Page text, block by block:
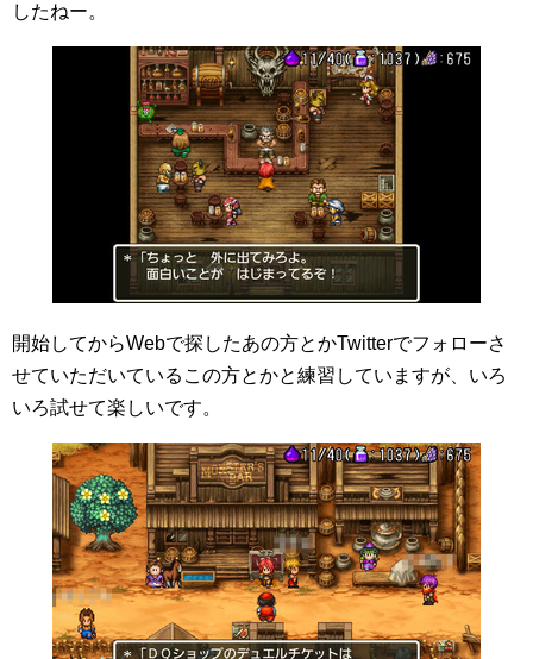
したねー。
開始してからWebで探したあの方とかTwitterでフォローさ
せていただいているこの方とかと練習していますが、いろ
いろ試せて楽しいです。